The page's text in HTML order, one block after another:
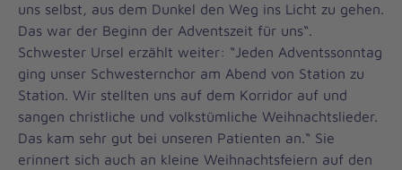
uns selbst, aus dem Dunkel den Weg ins Licht zu gehen.
Das war der Beginn der Adventszeit für uns“.
Schwester Ursel erzählt weiter: “Jeden Adventssonntag
ging unser Schwesternchor am Abend von Station zu
Station. Wir stellten uns auf dem Korridor auf und
sangen christliche und volkstümliche Weihnachtslieder.
Das kam sehr gut bei unseren Patienten an.“ Sie
erinnert sich auch an kleine Weihnachtsfeiern auf den